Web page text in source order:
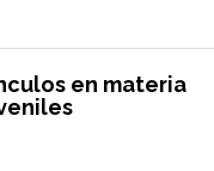
en materia